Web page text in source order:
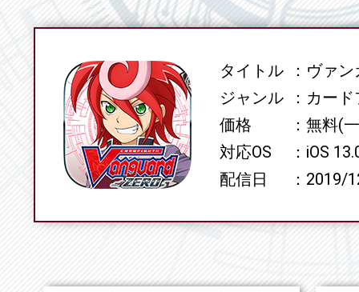
SPECタイトル
ヴァン
ジャンル
カード
価格
無料(
対応OS
iOS
配信日
2019/